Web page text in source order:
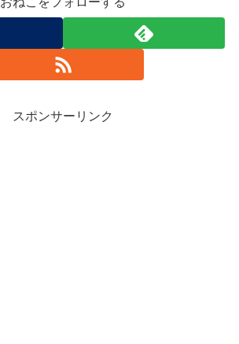
スポンサーリンク